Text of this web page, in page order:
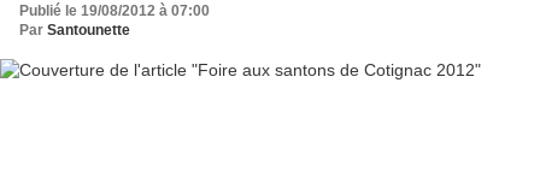
Publié le 19/08/2012 à 07:00
Par Santounette